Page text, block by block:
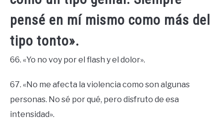
pensé en mí mismo como más del
tipo tonto».
66. «Yo no voy por el flash y el dolor».
67. «No me afecta la violencia como son algunas
personas. No sé por qué, pero disfruto de esa
intensidad».